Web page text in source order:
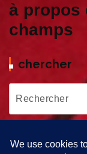
à propos
champs
chercher